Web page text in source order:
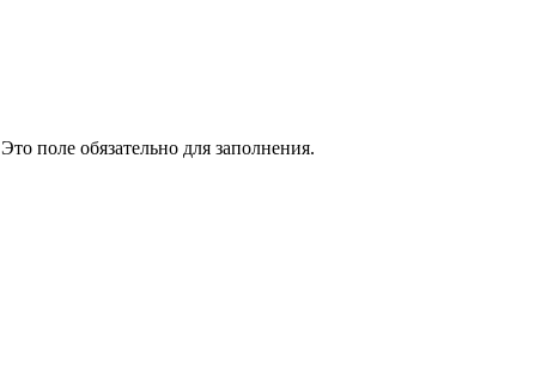
Это поле обязательно для заполнения.